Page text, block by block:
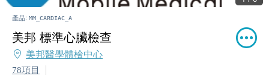
產品: MM_CARDIAC_A
美邦 標準心臟檢查
美邦醫學體檢中心
78項目